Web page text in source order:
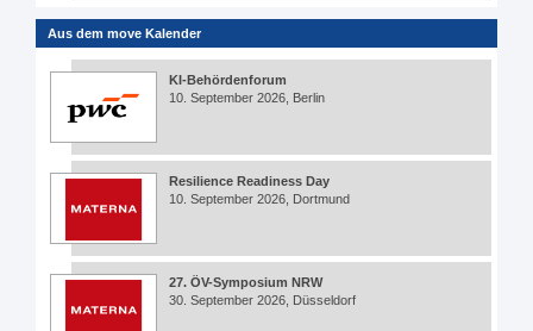
Aus dem move Kalender
KI-Behördenforum
10. September 2026, Berlin
Resilience Readiness Day
10. September 2026, Dortmund
27. ÖV-Symposium NRW
30. September 2026, Düsseldorf